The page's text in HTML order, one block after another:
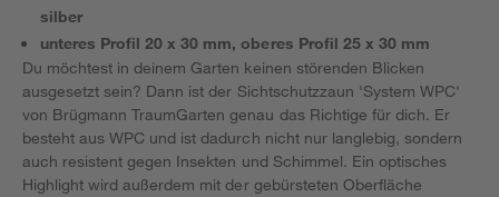
silber
unteres Profil 20 x 30 mm, oberes Profil 25 x 30 mm
Du möchtest in deinem Garten keinen störenden Blicken
ausgesetzt sein? Dann ist der Sichtschutzzaun 'System WPC'
von Brügmann TraumGarten genau das Richtige für dich. Er
besteht aus WPC und ist dadurch nicht nur langlebig, sondern
auch resistent gegen Insekten und Schimmel. Ein optisches
Highlight wird außerdem mit der gebürsteten Oberfläche